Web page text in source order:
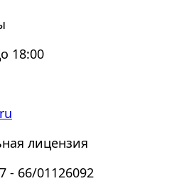
18:00
лицензия
- 66/01126092